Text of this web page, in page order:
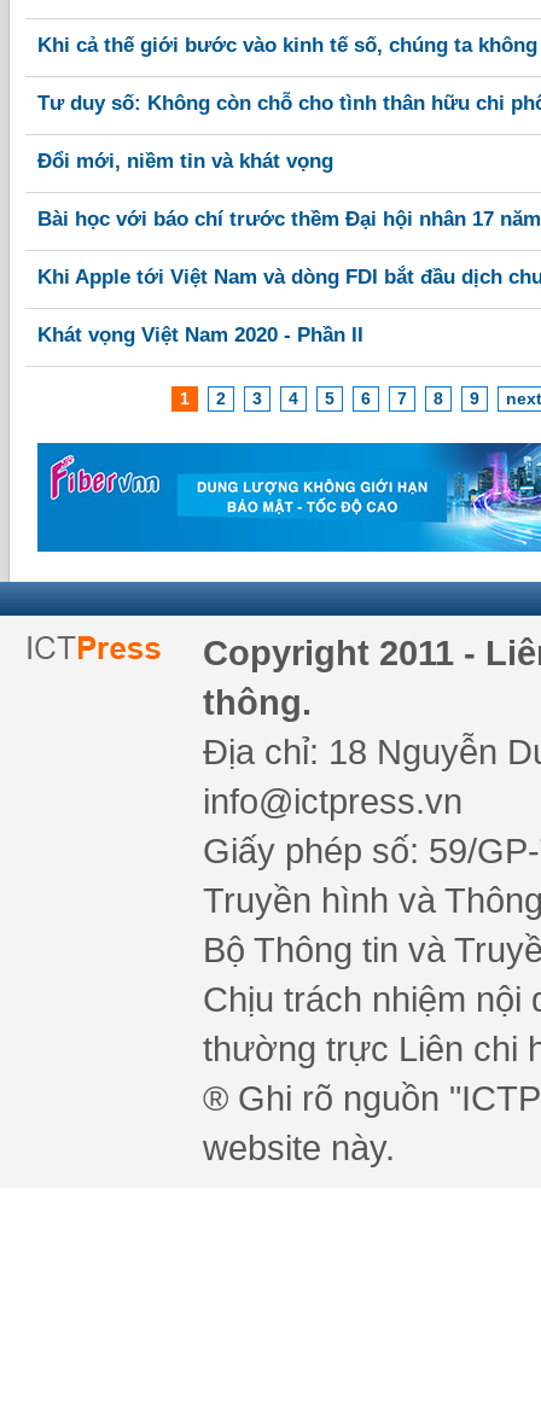
Khi cả thế giới bước vào kinh tế số, chúng ta
Tư duy số: Không còn chỗ cho tình thân hữu chi
Đổi mới, niềm tin và khát vọng
Bài học với báo chí trước thềm Đại hội nhân 17
Khi Apple tới Việt Nam và dòng FDI bắt đầu dịch
Khát vọng Việt Nam 2020 - Phần II
1 2 3 4 5 6 7 8 9
Copyright 2011 -
thông.
Địa chỉ: 18 Nguyễn
info@ictpress.vn
Giấy phép số: 59/
Truyền hình và
Bộ Thông tin và
Chịu trách nhiệm nội
thường trực Liên chi
® Ghi rõ nguồn
website này.